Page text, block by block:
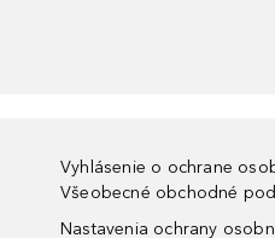
Vyhlásenie o ochrane
Všeobecné obchodné
Nastavenia ochrany